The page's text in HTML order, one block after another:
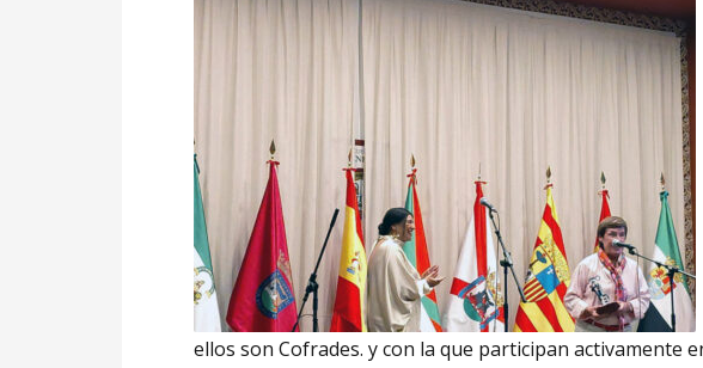
ellos son Cofrades. y con la que participan activamente